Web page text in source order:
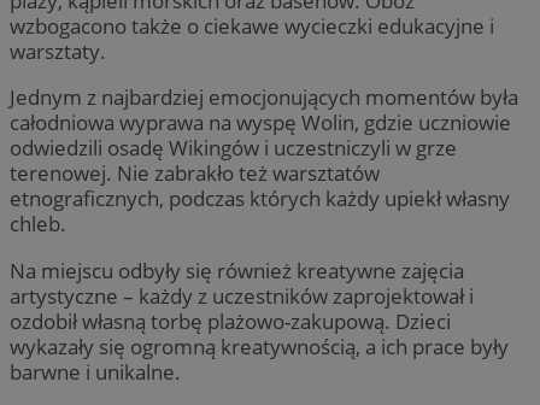
wzbogacono także o ciekawe wycieczki edukacyjne i
warsztaty.
Jednym z najbardziej emocjonujących momentów była
całodniowa wyprawa na wyspę Wolin, gdzie uczniowie
odwiedzili osadę Wikingów i uczestniczyli w grze
terenowej. Nie zabrakło też warsztatów
etnograficznych, podczas których każdy upiekł własny
chleb.
Na miejscu odbyły się również kreatywne zajęcia
artystyczne – każdy z uczestników zaprojektował i
ozdobił własną torbę plażowo-zakupową. Dzieci
wykazały się ogromną kreatywnością, a ich prace były
barwne i unikalne.